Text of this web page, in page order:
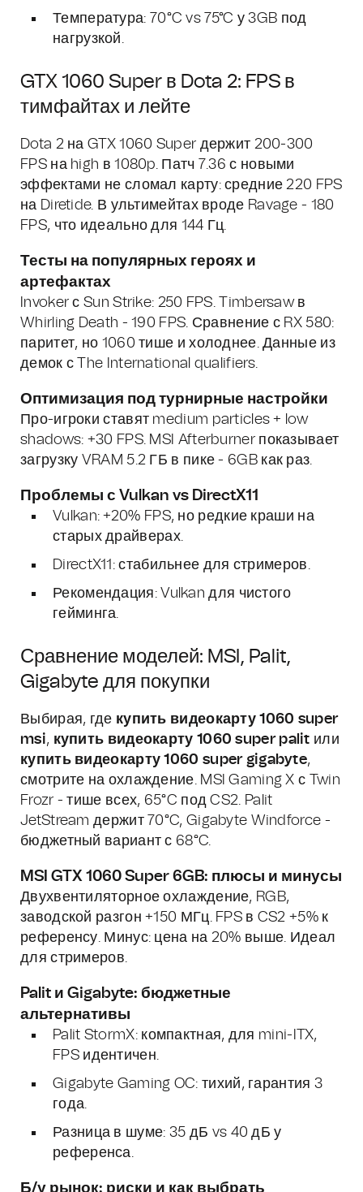
Температура: 70°C vs 75°C у 3GB под
нагрузкой.
GTX 1060 Super в Dota 2: FPS в
тимфайтах и лейте
Dota 2 на GTX 1060 Super держит 200-300
FPS на high в 1080p. Патч 7.36 с новыми
эффектами не сломал карту: средние 220 FPS
на Diretide. В ультимейтах вроде Ravage - 180
FPS, что идеально для 144 Гц.
Тесты на популярных героях и
артефактах
Invoker с Sun Strike: 250 FPS. Timbersaw в
Whirling Death - 190 FPS. Сравнение с RX 580:
паритет, но 1060 тише и холоднее. Данные из
демок с The International qualifiers.
Оптимизация под турнирные настройки
Про-игроки ставят medium particles + low
shadows: +30 FPS. MSI Afterburner показывает
загрузку VRAM 5.2 ГБ в пике - 6GB как раз.
Проблемы с Vulkan vs DirectX11
Vulkan: +20% FPS, но редкие краши на
старых драйверах.
DirectX11: стабильнее для стримеров.
Рекомендация: Vulkan для чистого
гейминга.
Сравнение моделей: MSI, Palit,
Gigabyte для покупки
Выбирая, где купить видеокарту 1060 super
msi, купить видеокарту 1060 super palit или
купить видеокарту 1060 super gigabyte,
смотрите на охлаждение. MSI Gaming X с Twin
Frozr - тише всех, 65°C под CS2. Palit
JetStream держит 70°C, Gigabyte Windforce -
бюджетный вариант с 68°C.
MSI GTX 1060 Super 6GB: плюсы и минусы
Двухвентиляторное охлаждение, RGB,
заводской разгон +150 МГц. FPS в CS2 +5% к
референсу. Минус: цена на 20% выше. Идеал
для стримеров.
Palit и Gigabyte: бюджетные
альтернативы
Palit StormX: компактная, для mini-ITX,
FPS идентичен.
Gigabyte Gaming OC: тихий, гарантия 3
года.
Разница в шуме: 35 дБ vs 40 дБ у
референса.
Б/у рынок: риски и как выбрать